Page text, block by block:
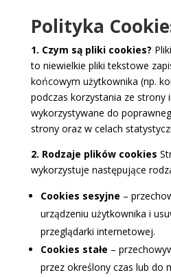
Polityka
1. Czym są pliki cookies?
to niewielkie pliki tekstowe
końcowym użytkownika (np.
podczas korzystania ze strony
wykorzystywane do
strony oraz w celach
2. Rodzaje plików cookies
wykorzystuje następujące
Cookies sesyjne –
urządzeniu użytkownika i
przeglądarki internetowej.
Cookies stałe –
przez określony czas lub do